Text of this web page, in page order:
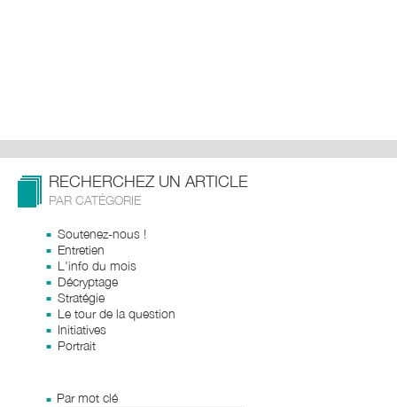
RECHERCHEZ UN ARTICLE
PAR CATÉGORIE
Soutenez-nous !
Entretien
L'info du mois
Décryptage
Stratégie
Le tour de la question
Initiatives
Portrait
Par mot clé